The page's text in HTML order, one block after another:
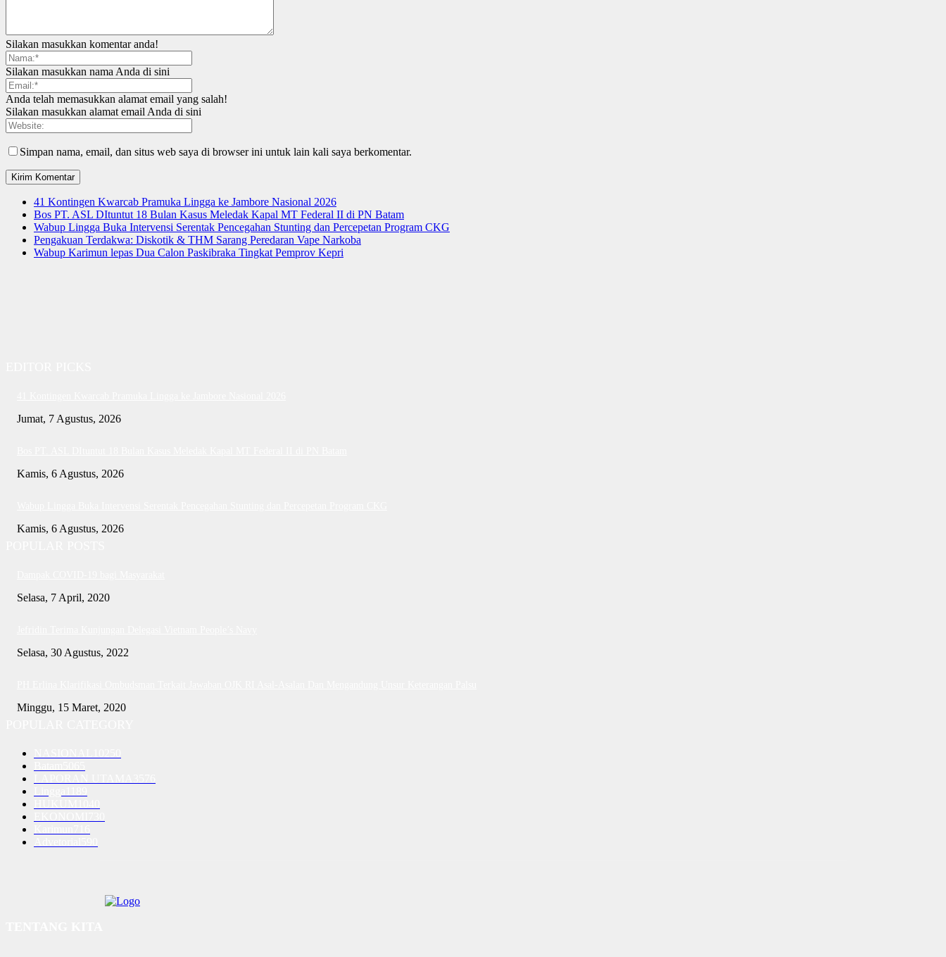
Silakan masukkan komentar anda!
Silakan masukkan nama Anda di sini
Anda telah memasukkan alamat email yang salah!
Silakan masukkan alamat email Anda di sini
Simpan nama, email, dan situs web saya di browser ini untuk lain kali saya berkomentar.
41 Kontingen Kwarcab Pramuka Lingga ke Jambore Nasional 2026
Bos PT. ASL DItuntut 18 Bulan Kasus Meledak Kapal MT Federal II di PN Batam
Wabup Lingga Buka Intervensi Serentak Pencegahan Stunting dan Percepetan Program CKG
Pengakuan Terdakwa: Diskotik & THM Sarang Peredaran Vape Narkoba
Wabup Karimun lepas Dua Calon Paskibraka Tingkat Pemprov Kepri
Jumat, 7 Agustus, 2026
Kamis, 6 Agustus, 2026
Kamis, 6 Agustus, 2026
Selasa, 7 April, 2020
Selasa, 30 Agustus, 2022
Minggu, 15 Maret, 2020